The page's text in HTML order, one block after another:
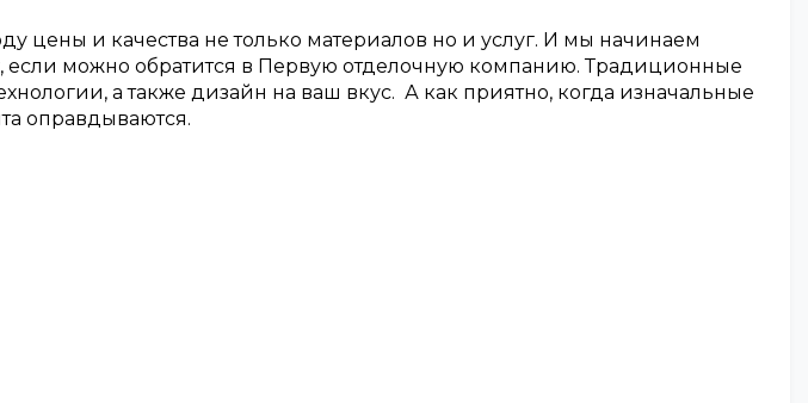
цены и качества не только материалов но и услуг. И мы начинаем
если можно обратится в Первую отделочную компанию. Традиционные
а также дизайн на ваш вкус. А как приятно, когда изначальные
оправдываются.